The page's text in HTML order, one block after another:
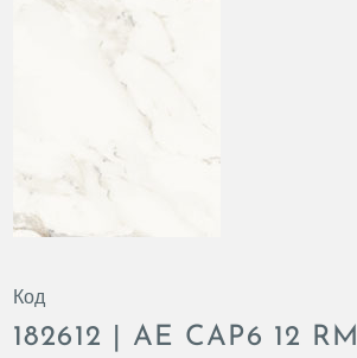
Код
182612 | AE CAP6 12 RM